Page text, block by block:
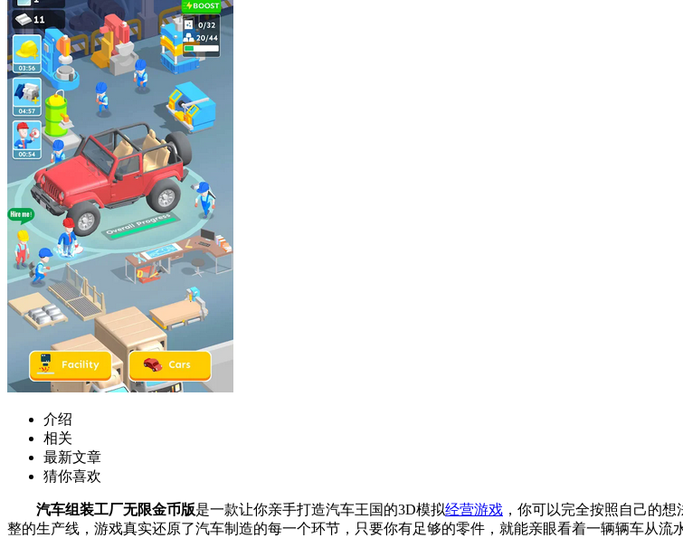
介绍
相关
最新文章
猜你喜欢
汽车组装工厂无限金币版是一款让你亲手打造汽车王国的3D模拟经营游戏 ，你可以完全按照自己的
整的生产线，游戏真实还原了汽车制造的每一个环节，只要你有足够的零件，就能亲眼看着一辆辆车从流